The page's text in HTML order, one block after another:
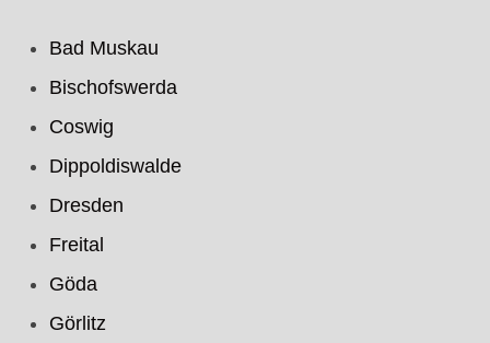
Bad Muskau
Bischofswerda
Coswig
Dippoldiswalde
Dresden
Freital
Göda
Görlitz